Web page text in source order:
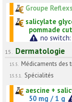
Groupe
salicylate
pommade
no
15. Dermatologie
15.5. Médicaments des
15.5.1. Spécialités
aescine +
50 mg / 1 g